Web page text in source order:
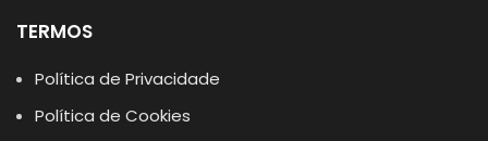
TERMOS
Política de Privacidade
Política de Cookies